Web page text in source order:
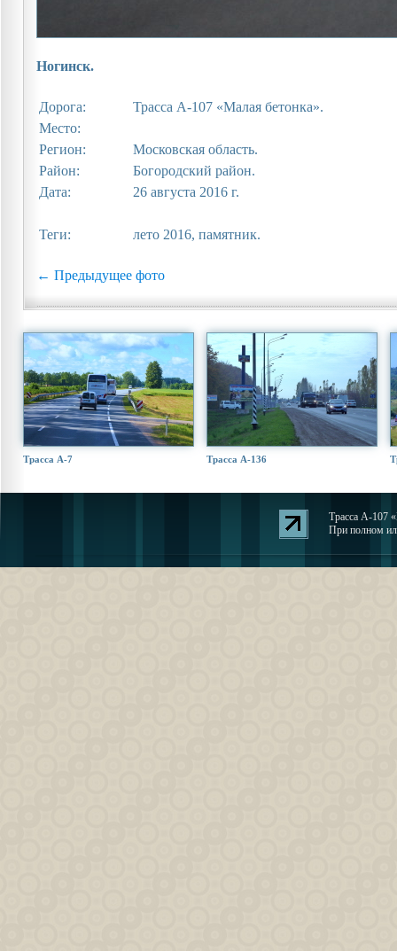
Ногинск.
Дорога:
Трасса А-107 «Малая бетонка».
Место:
Регион:
Московская область.
Район:
Богородский район.
Дата:
26 августа 2016 г.
Теги: лето 2016, памятник.
← Предыдущее фото
Трасса А-7 Трасса А-136
Трасса А-107
При полном